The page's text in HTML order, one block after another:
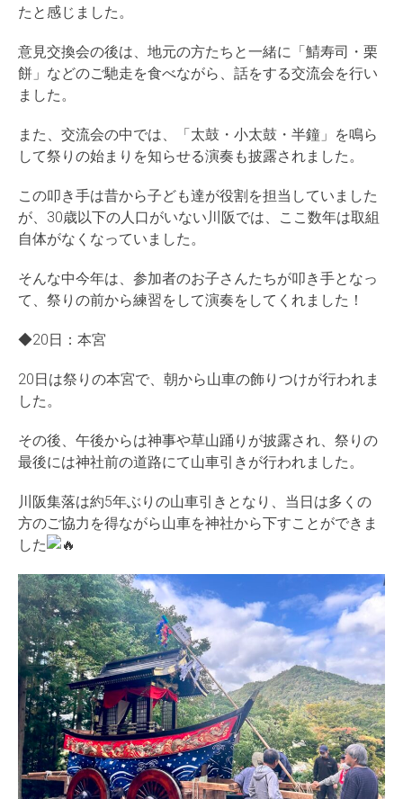
たと感じました。
意見交換会の後は、地元の方たちと一緒に「鯖寿司・栗
餅」などのご馳走を食べながら、話をする交流会を行い
ました。
また、交流会の中では、「太鼓・小太鼓・半鐘」を鳴ら
して祭りの始まりを知らせる演奏も披露されました。
この叩き手は昔から子ども達が役割を担当していました
が、30歳以下の人口がいない川阪では、ここ数年は取組
自体がなくなっていました。
そんな中今年は、参加者のお子さんたちが叩き手となっ
て、祭りの前から練習をして演奏をしてくれました！
◆20日：本宮
20日は祭りの本宮で、朝から山車の飾りつけが行われま
した。
その後、午後からは神事や草山踊りが披露され、祭りの
最後には神社前の道路にて山車引きが行われました。
川阪集落は約5年ぶりの山車引きとなり、当日は多くの
方のご協力を得ながら山車を神社から下すことができま
した